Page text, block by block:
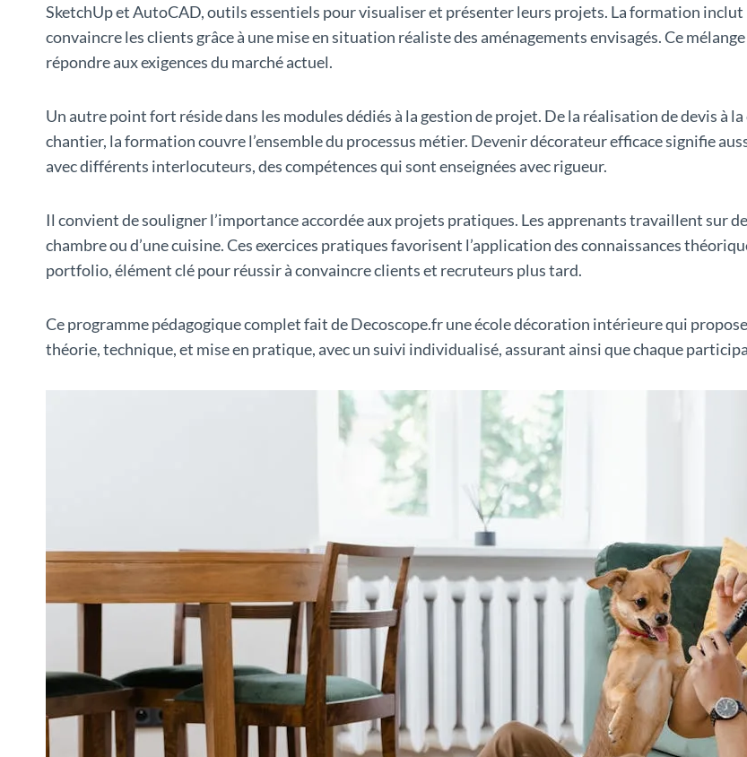
SketchUp et AutoCAD, outils essentiels pour visualiser et présenter leurs projets. La formation
convaincre les clients grâce à une mise en situation réaliste des aménagements envisagés. Ce
répondre aux exigences du marché actuel.
Un autre point fort réside dans les modules dédiés à la gestion de projet. De la réalisation de devis à
chantier, la formation couvre l’ensemble du processus métier. Devenir décorateur efficace signifie
avec différents interlocuteurs, des compétences qui sont enseignées avec rigueur.
Il convient de souligner l’importance accordée aux projets pratiques. Les apprenants travaillent sur
chambre ou d’une cuisine. Ces exercices pratiques favorisent l’application des connaissances
portfolio, élément clé pour réussir à convaincre clients et recruteurs plus tard.
Ce programme pédagogique complet fait de Decoscope.fr une école décoration intérieure qui
théorie, technique, et mise en pratique, avec un suivi individualisé, assurant ainsi que chaque